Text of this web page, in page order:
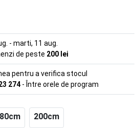
- marti, 11 aug.
de peste 200 lei
pentru a verifica stocul
274 - Între orele de program
200cm